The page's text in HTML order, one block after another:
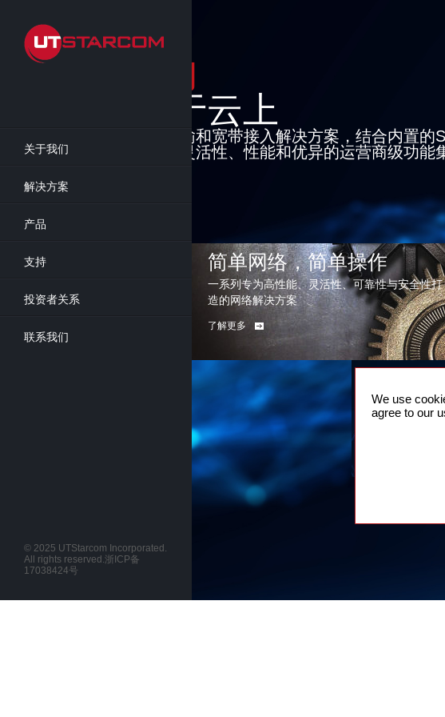
main
content
关于我们
解决方案
产品
支持
投资者关系
联系我们
建于云
先进的分组网络传输和宽带
SDN解决方案，可提供无与
简单网络，简单操作
一系列专为高性能、灵活性、可靠性与安全性打
造的网络解决方案
了解更多
针对分组网络
© 2025 UTStarcom Incorporated.
All rights reserved.浙ICP备
17038424号
We use
agree to our